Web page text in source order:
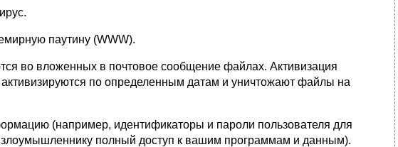
паутину (WWW).
во вложенных в почтовое сообщение файлах. Активизация
по определенным датам и уничтожают файлы на
(например, идентификаторы и пароли пользователя для
полный доступ к вашим программам и данным).